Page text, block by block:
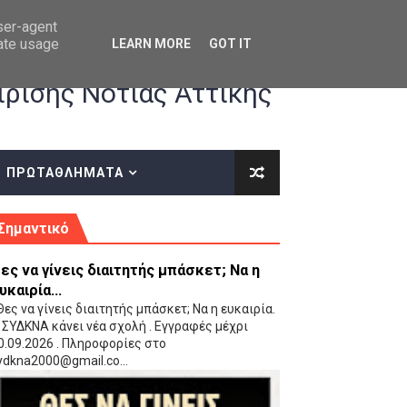
οδηγίες επί του ΚΑΝΟΝΙΣΜΟΥ ΕΓΓΡΑΦΩΝ-ΜΕΤΑΓΡΑΦΩΝ ΤΗΣ
(VIDEO)
Νότιας Αττικής
ΠΡΩΤΑΘΛΗΜΑΤΑ
να γίνεις διαιτητής μπάσκετ; Να η
να γίνεις διαιτητής μπάσκετ; Να η ευκαιρία.
κάνει νέα σχολή . Εγγραφές μέχρι
. Πληροφορίες στο
agent
usage
LEARN MORE GOT IT